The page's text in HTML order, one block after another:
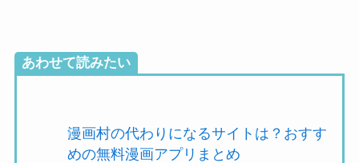
あわせて読みたい
漫画村の代わりになるサイトは？おすす
めの無料漫画アプリまとめ